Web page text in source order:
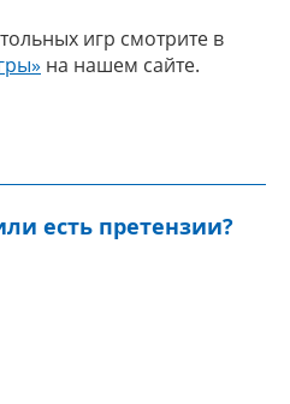
игр смотрите в
на нашем сайте.
есть претензии?